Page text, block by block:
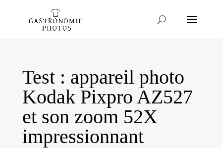
Test : appareil photo
Kodak Pixpro AZ527
et son zoom 52X
impressionnant